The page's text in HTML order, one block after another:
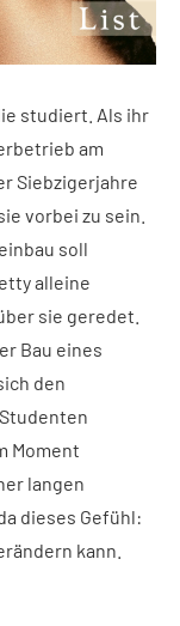
studiert. Als ihr
am
Siebzigerjahre
vorbei zu sein.
soll
alleine
sie geredet.
Bau eines
den
Moment
langen
dieses Gefühl:
kann.